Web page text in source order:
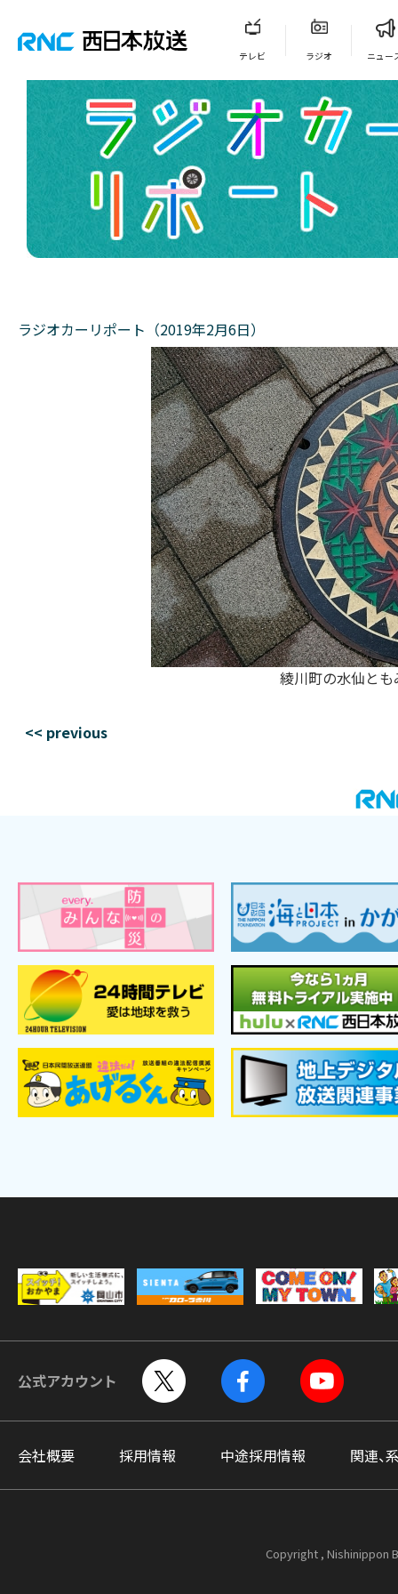
テレビ ラジオ ニュー
ラジオカーリポート（2019年2月6日）
綾川町の水仙と
<< previous
公式アカウント
会社概要 採用情報 中途採用情報 関連、
Copyright , Nishinippon